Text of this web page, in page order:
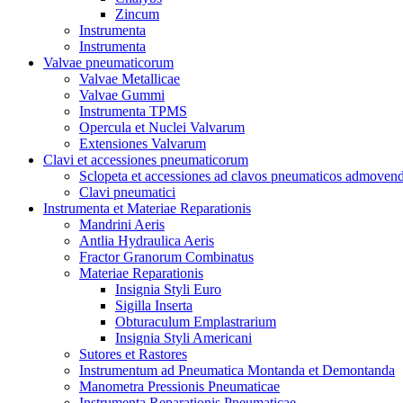
Zincum
Instrumenta
Instrumenta
Valvae pneumaticorum
Valvae Metallicae
Valvae Gummi
Instrumenta TPMS
Opercula et Nuclei Valvarum
Extensiones Valvarum
Clavi et accessiones pneumaticorum
Sclopeta et accessiones ad clavos pneumaticos
Clavi pneumatici
Instrumenta et Materiae Reparationis
Mandrini Aeris
Antlia Hydraulica Aeris
Fractor Granorum Combinatus
Materiae Reparationis
Insignia Styli Euro
Sigilla Inserta
Obturaculum Emplastrarium
Insignia Styli Americani
Sutores et Rastores
Instrumentum ad Pneumatica Montanda et Demontanda
Manometra Pressionis Pneumaticae